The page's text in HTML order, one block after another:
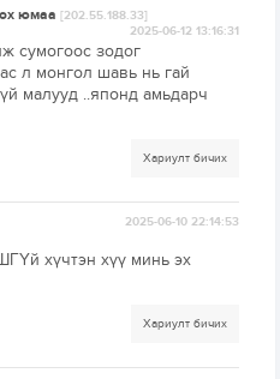
юмаа[202.55.188.33]
2025-06-12 13:16:31
сумогоос зодог
л монгол шавь нь гай
малууд ..японд амьдарч
Хариулт бичих
2025-06-10 22:14:53
хүчтэн хүү минь эх
Хариулт бичих